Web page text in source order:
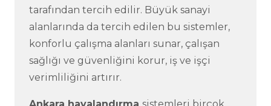
tarafından tercih edilir. Büyük sanayi
alanlarında da tercih edilen bu sistemler,
konforlu çalışma alanları sunar, çalışan
sağlığı ve güvenliğini korur, iş ve işçi
verimliliğini artırır.